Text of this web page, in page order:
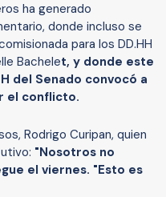
ha generado
donde incluso se
para los DD.HH
Bachelet, y donde este
del Senado convocó a
el conflicto.
Rodrigo Curipan, quien
"Nosotros no
el viernes. "Esto es